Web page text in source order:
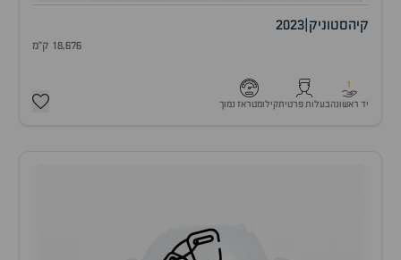
קיהסטוניק 2023
18,676 ק"מ
1
יד ראשונהבעלות פרטיתקילומטראז נמוך